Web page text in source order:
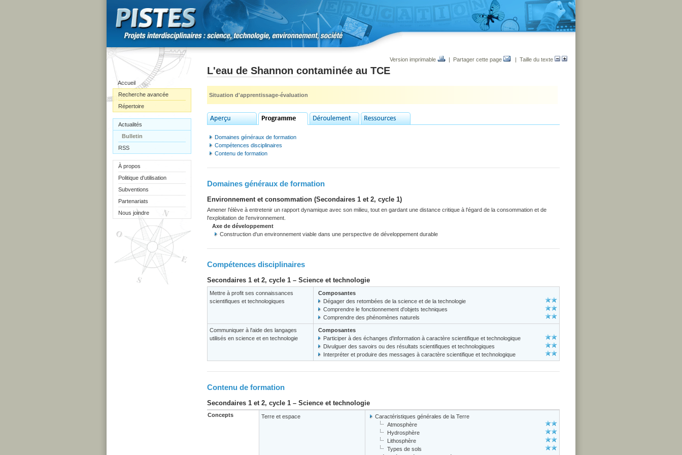
Accueil
Recherche avancée
Répertoire
Actualités
Bulletin
RSS
À propos
Politique d'utilisation
Subventions
Partenariats
Nous joindre
Version imprimable | Partager cette page | Taille du texte
L'eau de Shannon contaminée au TCE
Situation d'apprentissage-évaluation
Domaines généraux de formation
Compétences disciplinaires
Contenu de formation
Domaines généraux de formation
Environnement et consommation (Secondaires 1 et 2, cycle 1)
Amener l'élève à entretenir un rapport dynamique avec son milieu, tout en gardant une distance critique à l'égard de la consommation et de
l'exploitation de l'environnement.
Axe de développement
Construction d'un environnement viable dans une perspective de développement durable
Compétences disciplinaires
Secondaires 1 et 2, cycle 1 – Science et technologie
Mettre à profit ses connaissances
scientifiques et technologiques
Composantes
Dégager des retombées de la science et de la technologie
Comprendre le fonctionnement d'objets techniques
Comprendre des phénomènes naturels
Communiquer à l'aide des langages
utilisés en science et en technologie
Composantes
Participer à des échanges d'information à caractère scientifique et technologique
Divulguer des savoirs ou des résultats scientifiques et technologiques
Interpréter et produire des messages à caractère scientifique et technologique
Contenu de formation
Secondaires 1 et 2, cycle 1 – Science et technologie
Concepts Terre et espace
Caractéristiques générales de la Terre
Atmosphère
Hydrosphère
Lithosphère
Types de sols